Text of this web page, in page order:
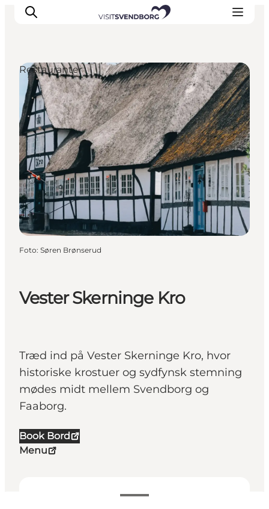
Oplev kultur & natur
Det sker i Svendborg
Spis og drik
handelsbyen Svendborg
Overnatning
Planlæg din tur
Vester Skerninge Kro
Træd ind på Vester Skerninge Kro, hvor
historiske krostuer og sydfynsk stemning
mødes midt mellem Svendborg og
Faaborg.
Book Bord
Menu
Restauranter
Foto: Søren Brønserud